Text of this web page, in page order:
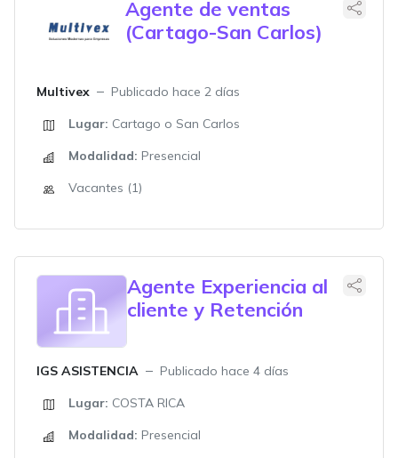
Agente de ventas
(Cartago-San Carlos)
Multivex
Publicado hace 2 días
Lugar: Cartago o San Carlos
Modalidad: Presencial
Vacantes (1)
Agente Experiencia al
cliente y Retención
IGS ASISTENCIA
Publicado hace 4 días
Lugar: COSTA RICA
Modalidad: Presencial